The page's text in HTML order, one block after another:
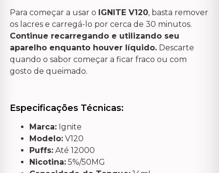
Para começar a usar o IGNITE V120, basta remover
os lacres e carregá-lo por cerca de 30 minutos.
Continue recarregando e utilizando seu
aparelho enquanto houver líquido. Descarte
quando o sabor começar a ficar fraco ou com
gosto de queimado.
Especificações Técnicas:
Marca: Ignite
Modelo: V120
Puffs: Até 12000
Nicotina: 5%/50MG